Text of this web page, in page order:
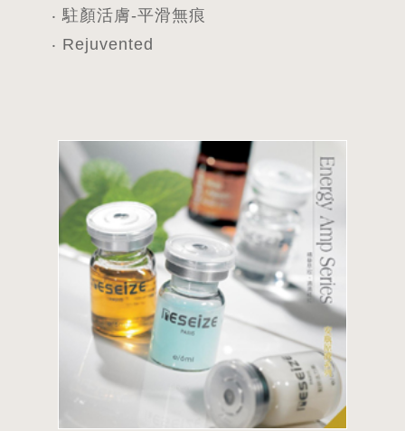
‧ 駐顏活膚-平滑無痕
‧ Rejuvented